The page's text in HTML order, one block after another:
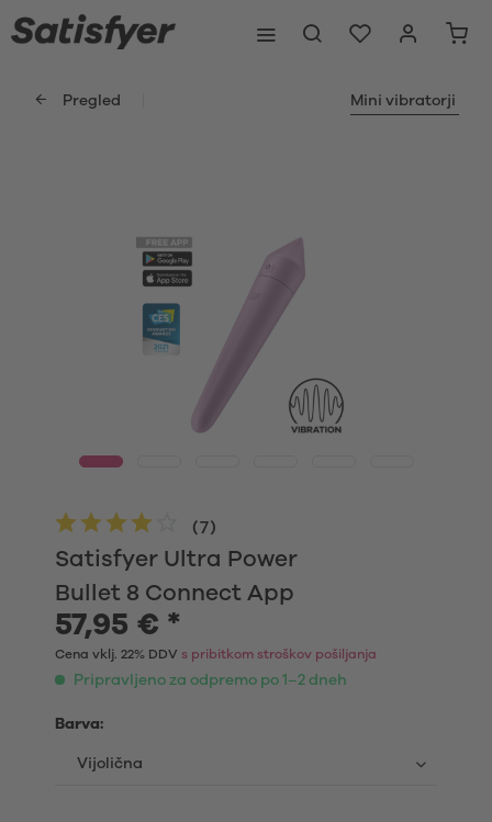
Pregled Mini vibratorji
Satisfyer Ultra Power
Bullet 8 Connect App
(7)
57,95 € *
Cena vklj. 22% DDV s pribitkom stroškov pošiljanja
Pripravljeno za odpremo po 1–2 dneh
Barva: